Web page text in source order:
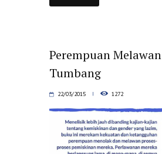
Perempuan Melawan
Tumbang
22/03/2015 1272